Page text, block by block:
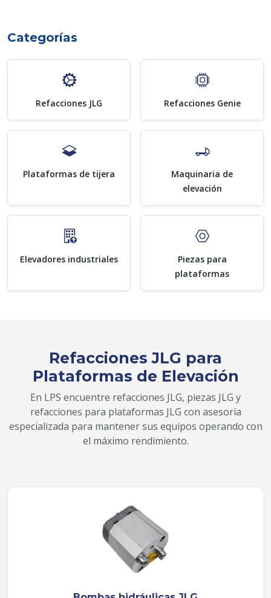
Categorías
Refacciones JLG Refacciones Genie
Plataformas de tijera
Maquinaria de
elevación
Elevadores industriales
Piezas para
plataformas
Refacciones JLG para
Plataformas de Elevación
En LPS encuentre refacciones JLG, piezas JLG y
refacciones para plataformas JLG con asesoría
especializada para mantener sus equipos operando con
el máximo rendimiento.